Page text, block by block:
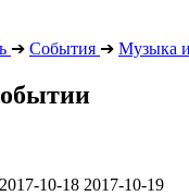
➔ События ➔ Музыка
2017-10-18 2017-10-19